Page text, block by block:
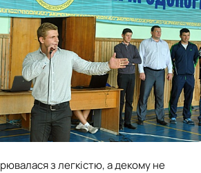
з легкістю, а декому не